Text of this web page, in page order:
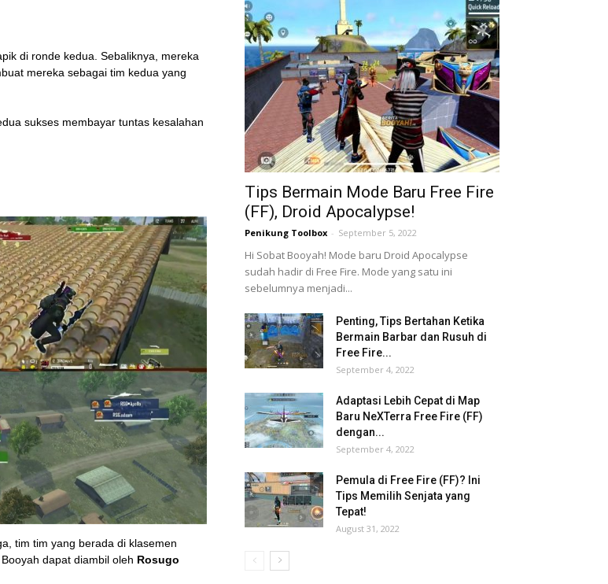
di ronde kedua. Sebaliknya, mereka
mereka sebagai tim kedua yang
sukses membayar tuntas kesalahan
tim tim yang berada di klasemen
dapat diambil oleh Rosugo
Tips Bermain Mode Baru Free Fire
(FF), Droid Apocalypse!
Penikung Toolbox - September 5, 2022
Hi Sobat Booyah! Mode baru Droid Apocalypse
sudah hadir di Free Fire. Mode yang satu ini
sebelumnya menjadi...
Penting, Tips Bertahan Ketika
Bermain Barbar dan Rusuh di
Free Fire...
September 4, 2022
Adaptasi Lebih Cepat di Map
Baru NeXTerra Free Fire (FF)
dengan...
September 4, 2022
Pemula di Free Fire (FF)? Ini
Tips Memilih Senjata yang
Tepat!
August 31, 2022